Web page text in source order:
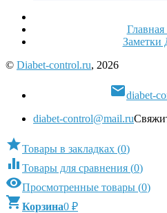
Главная
Заметки
© Diabet-control.ru, 2026
diabet-
diabet-control@mail.ru
Товары в закладках (0)
 Товары для сравнения (0)
Просмотренные товары (0)
Корзина0 ₽